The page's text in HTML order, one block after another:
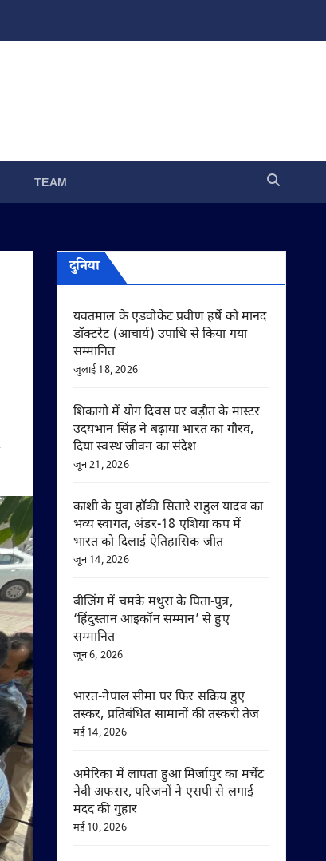
TEAM
दुनिया
यवतमाल के एडवोकेट प्रवीण हर्षे को मानद
डॉक्टरेट (आचार्य) उपाधि से किया गया
सम्मानित
जुलाई 18, 2026
शिकागो में योग दिवस पर बड़ौत के मास्टर
उदयभान सिंह ने बढ़ाया भारत का गौरव,
दिया स्वस्थ जीवन का संदेश
जून 21, 2026
काशी के युवा हॉकी सितारे राहुल यादव का
भव्य स्वागत, अंडर-18 एशिया कप में
भारत को दिलाई ऐतिहासिक जीत
जून 14, 2026
बीजिंग में चमके मथुरा के पिता-पुत्र,
‘हिंदुस्तान आइकॉन सम्मान’ से हुए
सम्मानित
जून 6, 2026
भारत-नेपाल सीमा पर फिर सक्रिय हुए
तस्कर, प्रतिबंधित सामानों की तस्करी तेज
मई 14, 2026
अमेरिका में लापता हुआ मिर्जापुर का मर्चेंट
नेवी अफसर, परिजनों ने एसपी से लगाई
मदद की गुहार
मई 10, 2026